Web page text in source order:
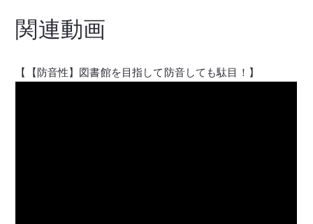
関連動画
【【防音性】図書館を目指して防音しても駄目！】